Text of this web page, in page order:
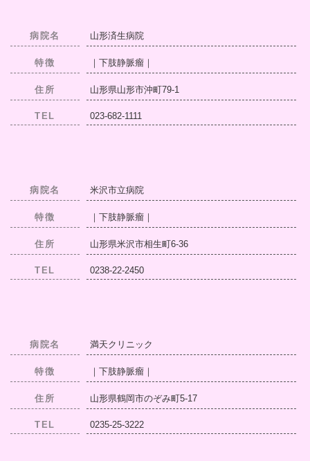
病院名 山形済生病院
特徴 ｜下肢静脈瘤｜
住所 山形県山形市沖町79-1
TEL 023-682-1111
病院名 米沢市立病院
特徴 ｜下肢静脈瘤｜
住所 山形県米沢市相生町6-36
TEL 0238-22-2450
病院名 満天クリニック
特徴 ｜下肢静脈瘤｜
住所 山形県鶴岡市のぞみ町5-17
TEL 0235-25-3222